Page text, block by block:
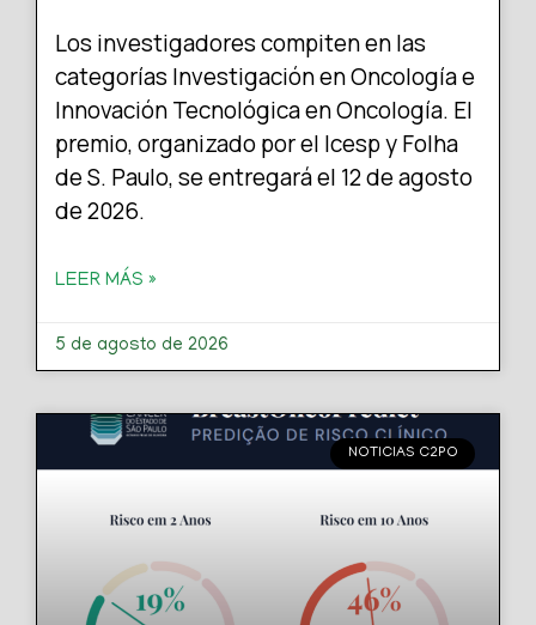
Los investigadores compiten en las
categorías Investigación en Oncología e
Innovación Tecnológica en Oncología. El
premio, organizado por el Icesp y Folha
de S. Paulo, se entregará el 12 de agosto
de 2026.
LEER MÁS »
5 de agosto de 2026
NOTICIAS C2PO